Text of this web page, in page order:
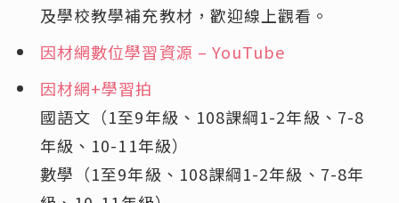
及學校教學補充教材，歡迎線上觀看。
因材網數位學習資源 – YouTube
因材網+學習拍
國語文（1至9年級、108課綱1-2年級、7-8
年級、10-11年級）
數學（1至9年級、108課綱1-2年級、7-8年